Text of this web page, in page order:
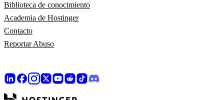
Biblioteca de conocimiento
Academia de Hostinger
Contacto
Reportar Abuso